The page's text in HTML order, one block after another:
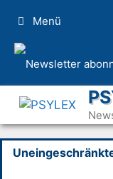
Inhalt
springen
Menü